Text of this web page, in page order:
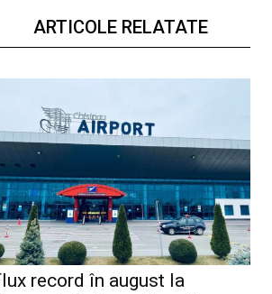
ARTICOLE RELATATE
record în august la